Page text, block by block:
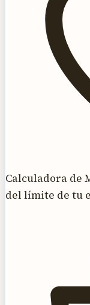
Calculadora de
del límite de tu